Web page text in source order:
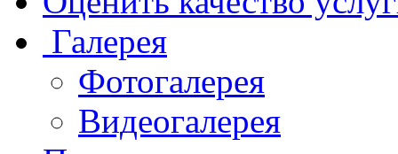
Галерея
Фотогалерея
Видеогалерея